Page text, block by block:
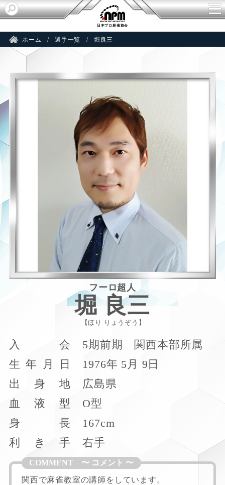
日本プロ麻雀協会
ホーム 選手一覧 堀良三
フーロ超人
堀 良三
ほり りょうぞう
入 会
5期前期 関西本部所属
生 年 月 日
1976年 5月 9日
出
身 地
広島県
血
液 型
O型
身
長
167cm
利
き 手 右手
関西で麻雀教室の講師をしています。